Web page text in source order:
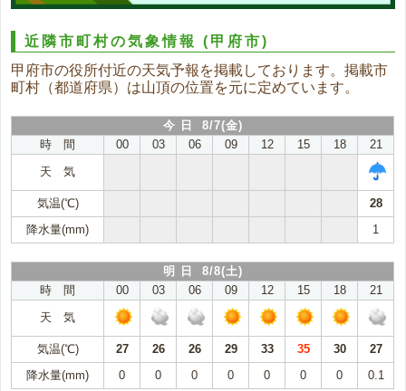
近隣市町村の気象情報(甲府市)
甲府市の役所付近の天気予報を掲載しております。掲載市
町村（都道府県）は山頂の位置を元に定めています。
今 日 8/7(金)
時 間
00 03 06 09 12 15 18
21
天 気
気温(℃)
28
降水量(mm)
1
明 日 8/8(土)
時 間
00 03 06 09 12 15 18
21
天 気
気温(℃) 27 26 26 29 33 35 30
27
降水量(mm)
0 0 0 0 0 0 0 0.1